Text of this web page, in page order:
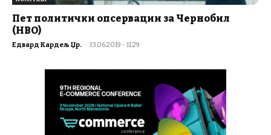
Пет политички опсервации за Чернобил
(HBO)
Едвард Кардељ Џр. - 13.06.2019 - 11:29